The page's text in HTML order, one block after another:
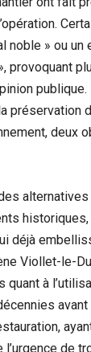
noble » ou un
provoquant
préservation
deux
déjà
Viollet-le-
à
de